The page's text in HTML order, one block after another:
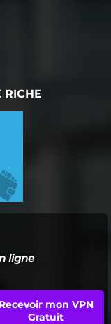
RICHE
ligne
Recevoir mon VPN
Gratuit